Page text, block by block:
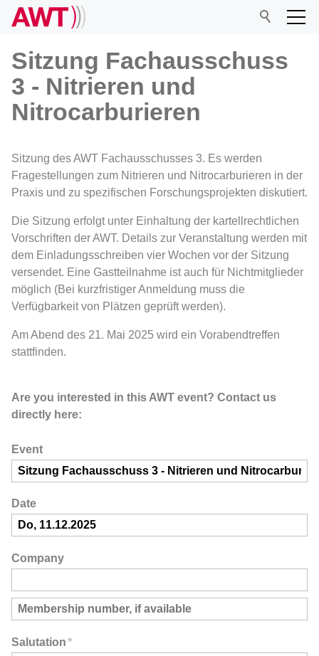
AWT
Events
Research
Sitzung Fachausschuss
3 - Nitrieren und
Nitrocarburieren
Sitzung des AWT Fachausschusses 3. Es werden
Fragestellungen zum Nitrieren und Nitrocarburieren in der
Praxis und zu spezifischen Forschungsprojekten diskutiert.
Die Sitzung erfolgt unter Einhaltung der kartellrechtlichen
Vorschriften der AWT. Details zur Veranstaltung werden mit
dem Einladungsschreiben vier Wochen vor der Sitzung
versendet. Eine Gastteilnahme ist auch für Nichtmitglieder
möglich (Bei kurzfristiger Anmeldung muss die
Verfügbarkeit von Plätzen geprüft werden).
Am Abend des 21. Mai 2025 wird ein Vorabendtreffen
stattfinden.
Are you interested in this AWT event? Contact us
directly here:
Event
Date
Company
Salutation*